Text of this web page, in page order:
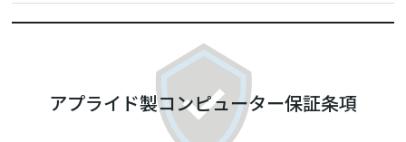
アプライド製コンピューター保証条項